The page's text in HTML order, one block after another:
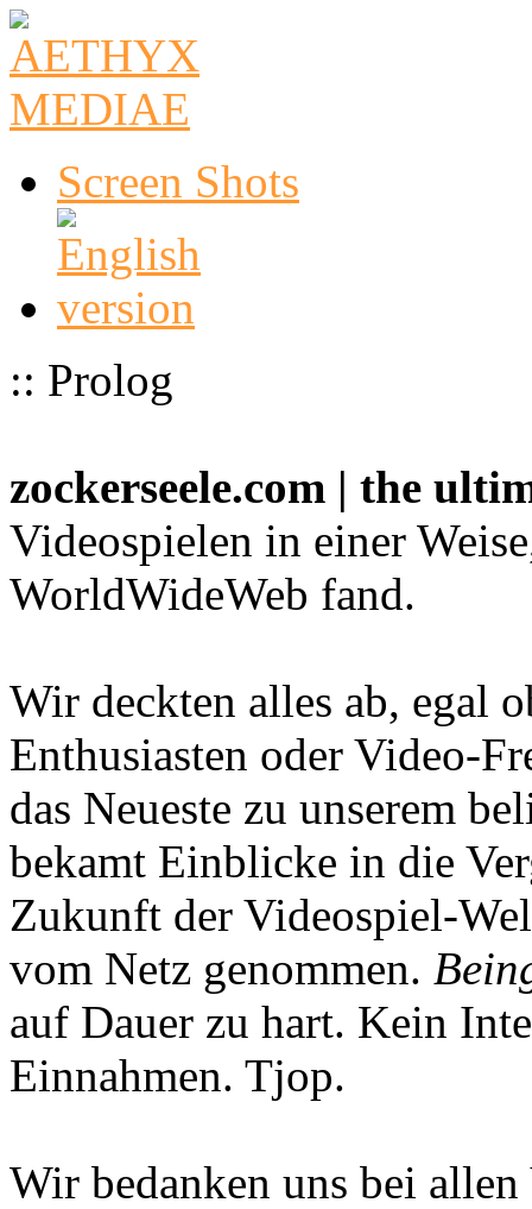
Screen Shots
:: Prolog
zockerseele.com | the
Videospielen in einer
WorldWideWeb fand.
Wir deckten alles ab, egal
Enthusiasten oder Video-
das Neueste zu unserem
bekamt Einblicke in die
Zukunft der Videospiel-
vom Netz genommen.
auf Dauer zu hart. Kein
Einnahmen. Tjop.
Wir bedanken uns bei